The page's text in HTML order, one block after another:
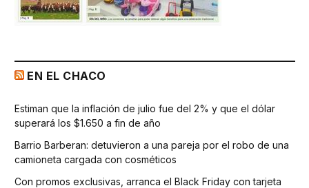
EN EL CHACO
Estiman que la inflación de julio fue del 2% y que el dólar
superará los $1.650 a fin de año
Barrio Barberan: detuvieron a una pareja por el robo de una
camioneta cargada con cosméticos
Con promos exclusivas, arranca el Black Friday con tarjeta